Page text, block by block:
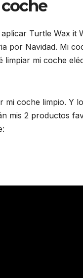
Turtle Wax it
por Navidad. Mi
limpiar mi coche
mi coche limpio. Y
mis 2 productos